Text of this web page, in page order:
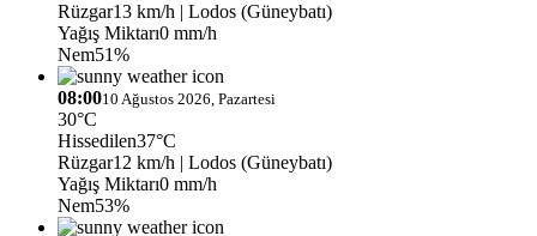
Rüzgar13 km/h | Lodos (Güneybatı)
Yağış Miktarı0 mm/h
Nem51%
08:0010 Ağustos 2026, Pazartesi
30°C
Hissedilen37°C
Rüzgar12 km/h | Lodos (Güneybatı)
Yağış Miktarı0 mm/h
Nem53%